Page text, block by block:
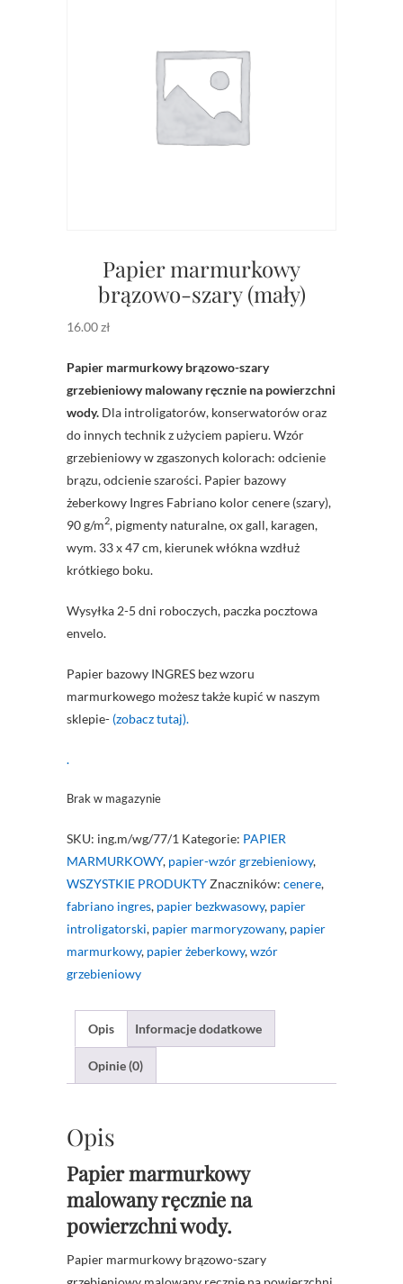
Papier marmurkowy
brązowo-szary (mały)
16.00zł
Papier marmurkowy brązowo-szary
grzebieniowy malowany ręcznie na powierzchni
wody. Dla introligatorów, konserwatorów oraz
do innych technik z użyciem papieru. Wzór
grzebieniowy w zgaszonych kolorach: odcienie
brązu, odcienie szarości. Papier bazowy
żeberkowy Ingres Fabriano kolor cenere (szary),
90 g/m2, pigmenty naturalne, ox gall, karagen,
wym. 33 x 47 cm, kierunek włókna wzdłuż
krótkiego boku.
Wysyłka 2-5 dni roboczych, paczka pocztowa
envelo.
Papier bazowy INGRES bez wzoru
marmurkowego możesz także kupić w naszym
sklepie- (zobacz tutaj).
.
Brak w magazynie
SKU: ing.m/wg/77/1 Kategorie: PAPIER
MARMURKOWY, papier-wzór grzebieniowy,
WSZYSTKIE PRODUKTYZnaczników: cenere,
fabriano ingres, papier bezkwasowy, papier
introligatorski, papier marmoryzowany, papier
marmurkowy, papier żeberkowy,wzór
grzebieniowy
Opis Informacje dodatkowe
Opinie (0)
Opis
Papier marmurkowy
malowany ręcznie na
powierzchni wody.
Papier marmurkowy brązowo-szary